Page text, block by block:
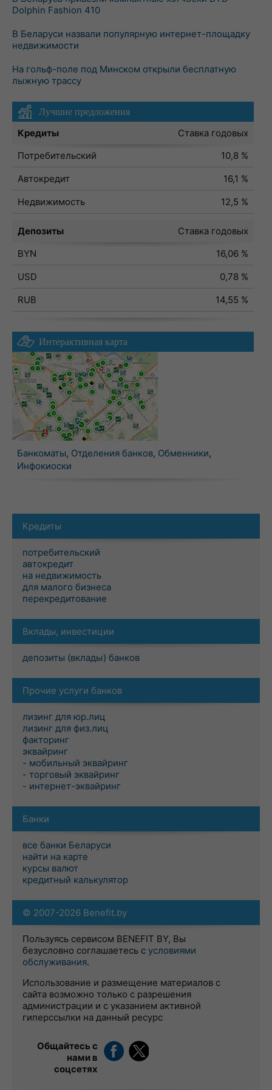
Dolphin Fashion 410
В Беларуси назвали популярную интернет-площадку
недвижимости
На гольф-поле под Минском открыли бесплатную
лыжную трассу
Лучшие предложения
Кредиты
Ставка годовых
Потребительский
10,8 %
Автокредит
16,1 %
Недвижимость
12,5 %
Депозиты
Ставка годовых
BYN
16,06 %
USD
0,78 %
RUB
14,55 %
Интерактивная карта
Банкоматы, Отделения банков, Обменники,
Инфокиоски
Кредиты
потребительский
автокредит
на недвижимость
для малого бизнеса
перекредитование
Вклады, инвестиции
депозиты (вклады) банков
Прочие услуги банков
лизинг для юр.лиц
лизинг для физ.лиц
факторинг
эквайринг
- мобильный эквайринг
- торговый эквайринг
- интернет-эквайринг
Банки
все банки Беларуси
найти на карте
курсы валют
кредитный калькулятор
© 2007-2026 Benefit.by
Пользуясь сервисом BENEFIT BY, Вы
безусловно соглашаетесь с условиями
обслуживания.
Использование и размещение материалов с
сайта возможно только с разрешения
администрации и с указанием активной
гиперссылки на данный ресурс
Общайтесь с
нами в
соцсетях